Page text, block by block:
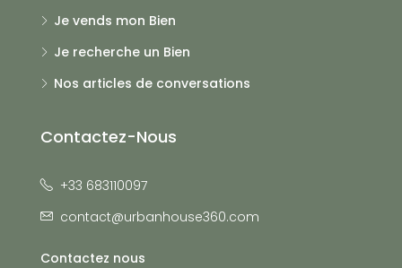
Je vends mon Bien
Je recherche un Bien
Nos articles de conversations
Contactez-Nous
+33 683110097
contact@urbanhouse360.com
Contactez nous